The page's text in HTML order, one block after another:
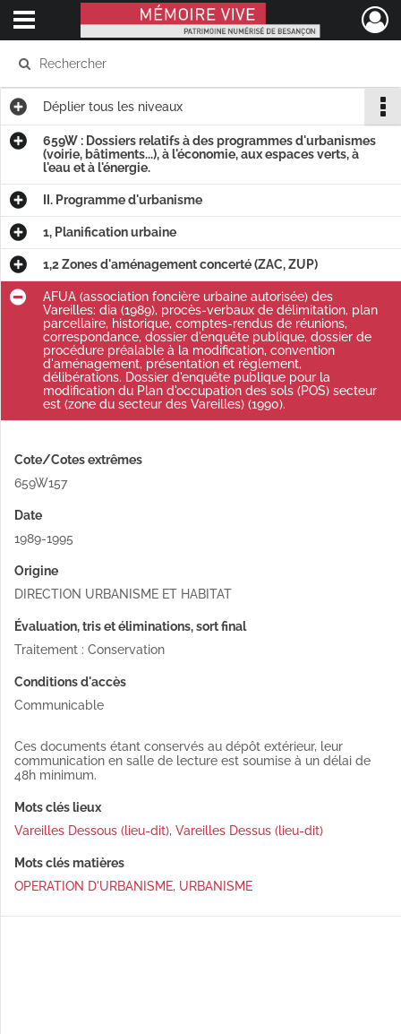
Mémoire Vive patrimoine numérisé de Besançon
Ouvrir le menu déroulant
Déplier tous les niveaux
659W : Dossiers relatifs à des programmes d'urbanismes
(voirie, bâtiments...), à l'économie, aux espaces verts, à
l'eau et à l'énergie.
II. Programme d'urbanisme
1, Planification urbaine
1,2 Zones d'aménagement concerté (ZAC, ZUP)
AFUA (association foncière urbaine autorisée) des
Vareilles: dia (1989), procès-verbaux de délimitation, plan
parcellaire, historique, comptes-rendus de réunions,
correspondance, dossier d'enquête publique, dossier de
procédure préalable à la modification, convention
d'aménagement, présentation et règlement,
délibérations. Dossier d'enquête publique pour la
modification du Plan d'occupation des sols (POS) secteur
est (zone du secteur des Vareilles) (1990).
Cote/Cotes extrêmes
659W157
Date
1989-1995
Origine
DIRECTION URBANISME ET HABITAT
Évaluation, tris et éliminations, sort final
Traitement : Conservation
Conditions d'accès
Communicable
Ces documents étant conservés au dépôt extérieur, leur
communication en salle de lecture est soumise à un délai de
48h minimum.
Mots clés lieux
Vareilles Dessous (lieu-dit), Vareilles Dessus (lieu-dit)
Mots clés matières
OPERATION D'URBANISME, URBANISME